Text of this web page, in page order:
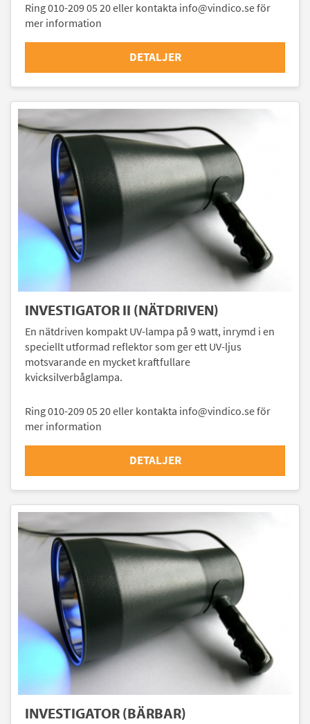
Ring 010-209 05 20 eller kontakta info@vindico.se för
mer information
DETALJER
INVESTIGATOR II (NÄTDRIVEN)
En nätdriven kompakt UV-lampa på 9 watt, inrymd i en
speciellt utformad reflektor som ger ett UV-ljus
motsvarande en mycket kraftfullare
kvicksilverbåglampa.
Ring 010-209 05 20 eller kontakta info@vindico.se för
mer information
DETALJER
INVESTIGATOR (BÄRBAR)